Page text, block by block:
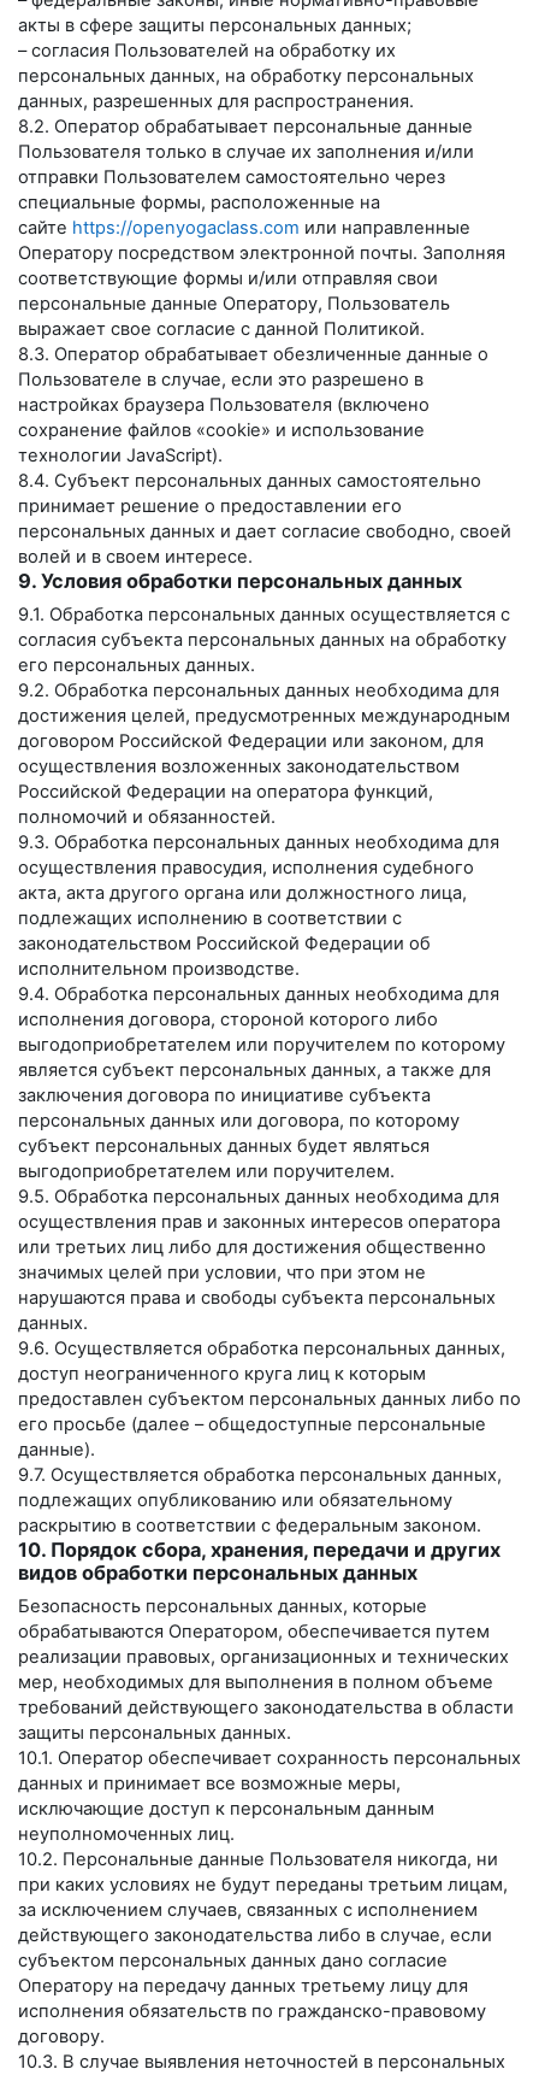
акты в сфере защиты персональных данных;
– согласия Пользователей на обработку их
персональных данных, на обработку персональных
данных, разрешенных для распространения.
8.2. Оператор обрабатывает персональные данные
Пользователя только в случае их заполнения и/или
отправки Пользователем самостоятельно через
специальные формы, расположенные на
сайте https://openyogaclass.com или направленные
Оператору посредством электронной почты. Заполняя
соответствующие формы и/или отправляя свои
персональные данные Оператору, Пользователь
выражает свое согласие с данной Политикой.
8.3. Оператор обрабатывает обезличенные данные о
Пользователе в случае, если это разрешено в
настройках браузера Пользователя (включено
сохранение файлов «cookie» и использование
технологии JavaScript).
8.4. Субъект персональных данных самостоятельно
принимает решение о предоставлении его
персональных данных и дает согласие свободно, своей
волей и в своем интересе.
9. Условия обработки персональных данных
9.1. Обработка персональных данных осуществляется с
согласия субъекта персональных данных на обработку
его персональных данных.
9.2. Обработка персональных данных необходима для
достижения целей, предусмотренных международным
договором Российской Федерации или законом, для
осуществления возложенных законодательством
Российской Федерации на оператора функций,
полномочий и обязанностей.
9.3. Обработка персональных данных необходима для
осуществления правосудия, исполнения судебного
акта, акта другого органа или должностного лица,
подлежащих исполнению в соответствии с
законодательством Российской Федерации об
исполнительном производстве.
9.4. Обработка персональных данных необходима для
исполнения договора, стороной которого либо
выгодоприобретателем или поручителем по которому
является субъект персональных данных, а также для
заключения договора по инициативе субъекта
персональных данных или договора, по которому
субъект персональных данных будет являться
выгодоприобретателем или поручителем.
9.5. Обработка персональных данных необходима для
осуществления прав и законных интересов оператора
или третьих лиц либо для достижения общественно
значимых целей при условии, что при этом не
нарушаются права и свободы субъекта персональных
данных.
9.6. Осуществляется обработка персональных данных,
доступ неограниченного круга лиц к которым
предоставлен субъектом персональных данных либо по
его просьбе (далее – общедоступные персональные
данные).
9.7. Осуществляется обработка персональных данных,
подлежащих опубликованию или обязательному
раскрытию в соответствии с федеральным законом.
10. Порядок сбора, хранения, передачи и других
видов обработки персональных данных
Безопасность персональных данных, которые
обрабатываются Оператором, обеспечивается путем
реализации правовых, организационных и технических
мер, необходимых для выполнения в полном объеме
требований действующего законодательства в области
защиты персональных данных.
10.1. Оператор обеспечивает сохранность персональных
данных и принимает все возможные меры,
исключающие доступ к персональным данным
неуполномоченных лиц.
10.2. Персональные данные Пользователя никогда, ни
при каких условиях не будут переданы третьим лицам,
за исключением случаев, связанных с исполнением
действующего законодательства либо в случае, если
субъектом персональных данных дано согласие
Оператору на передачу данных третьему лицу для
исполнения обязательств по гражданско-правовому
договору.
10.3. В случае выявления неточностей в персональных